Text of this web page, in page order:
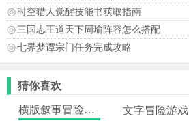
时空猎人觉醒技能书获取指南
三国志王道天下周瑜阵容怎么搭配
七界梦谭宗门任务完成攻略
猜你喜欢
横版叙事冒险游戏 文字冒险游戏